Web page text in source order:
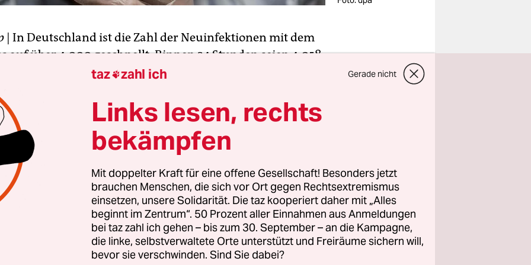
| In Deutschland ist die Zahl der Neuinfektionen mit dem
auf über 4.000 geschnellt. Binnen 24 Stunden seien 4.058
von den Gesundheitsämtern gemeldet worden, teilte
Institut (RKI) am Donnerstag auf seiner Website mit.
1.200 mehr als am Mittwoch, als mit 2.828
ein neuer Höchstwert seit April gemeldet worden war.
als der nun gemeldete Wert war zuletzt in der ersten
worden.
positiven Tests stieg stark an und lag in der 40.
(28.9.–2.10.) bei 1,64 Prozent. In der Woche zuvor waren
davor 1,16 Prozent gewesen.
taz zahl ich Gerade nicht
Links lesen, rechts
bekämpfen
Mit doppelter Kraft für eine offene Gesellschaft! Besonders jetzt
brauchen Menschen, die sich vor Ort gegen Rechtsextremismus
einsetzen, unsere Solidarität. Die taz kooperiert daher mit „Alles
beginnt im Zentrum“. 50 Prozent aller Einnahmen aus Anmeldungen
bei taz zahl ich gehen – bis zum 30. September – an die Kampagne,
die linke, selbstverwaltete Orte unterstützt und Freiräume sichern will,
bevor sie verschwinden. Sind Sie dabei?